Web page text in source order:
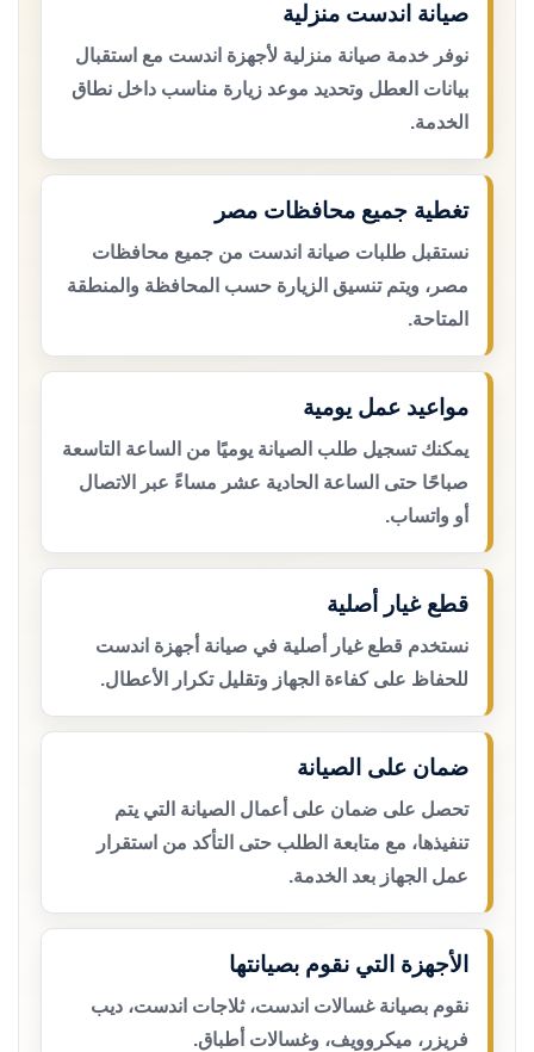
صيانة اندست منزلية
نوفر خدمة صيانة منزلية لأجهزة اندست مع استقبال
بيانات العطل وتحديد موعد زيارة مناسب داخل نطاق
الخدمة.
تغطية جميع محافظات مصر
نستقبل طلبات صيانة اندست من جميع محافظات
مصر، ويتم تنسيق الزيارة حسب المحافظة والمنطقة
المتاحة.
مواعيد عمل يومية
يمكنك تسجيل طلب الصيانة يوميًا من الساعة التاسعة
صباحًا حتى الساعة الحادية عشر مساءً عبر الاتصال
أو واتساب.
قطع غيار أصلية
نستخدم قطع غيار أصلية في صيانة أجهزة اندست
للحفاظ على كفاءة الجهاز وتقليل تكرار الأعطال.
ضمان على الصيانة
تحصل على ضمان على أعمال الصيانة التي يتم
تنفيذها، مع متابعة الطلب حتى التأكد من استقرار
عمل الجهاز بعد الخدمة.
الأجهزة التي نقوم بصيانتها
نقوم بصيانة غسالات اندست، ثلاجات اندست، ديب
فريزر، ميكروويف، وغسالات أطباق.